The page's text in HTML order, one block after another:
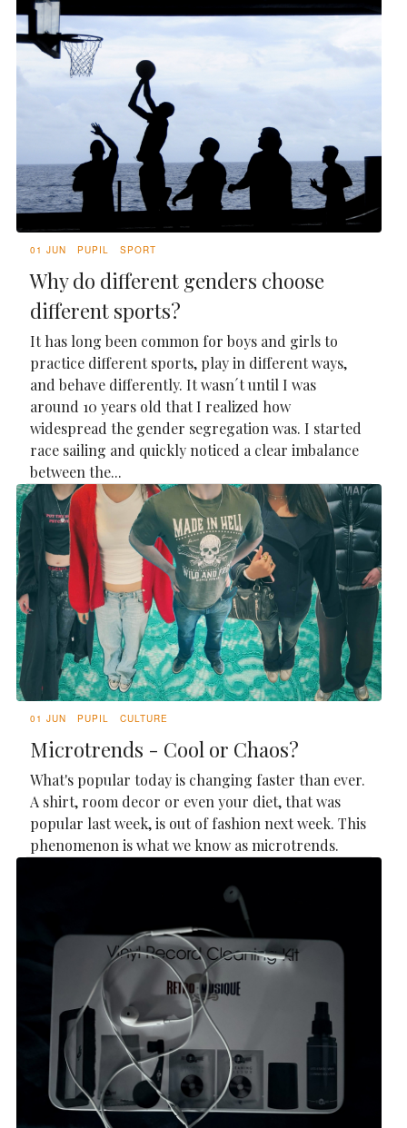
01 JUN PUPIL SPORT
Why do different genders choose
different sports?
It has long been common for boys and girls to
practice different sports, play in different ways,
and behave differently. It wasn´t until I was
around 10 years old that I realized how
widespread the gender segregation was. I started
race sailing and quickly noticed a clear imbalance
between the...
01 JUN PUPIL CULTURE
Microtrends - Cool or Chaos?
What's popular today is changing faster than ever.
A shirt, room decor or even your diet, that was
popular last week, is out of fashion next week. This
phenomenon is what we know as microtrends.